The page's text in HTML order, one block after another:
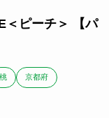
＜ピーチ＞ 【パ
桃 京都府